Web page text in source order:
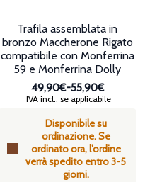
Disponibile su
ordinazione. Se
ordinato ora, l’ordine
verrà spedito entro 3-5
giorni.
Trafila assemblata in
bronzo Maccherone Rigato
compatibile con Monferrina
59 e Monferrina Dolly
49,90€-55,90€
Fascia
prezzo:
da
49,90€
a
55,90€
IVA incl., se applicabile